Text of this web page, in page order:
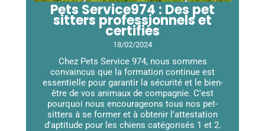
Pets Service974 : Des pet
sitters professionnels et
certifiés
18/02/2024
Chez Pets Service 974, nous sommes
convaincus que la formation continue est
essentielle pour garantir la sécurité et le bien-
être de vos animaux de compagnie. C'est
pourquoi nous encourageons tous nos pet-
sitters à se former et à obtenir l'attestation
d'aptitude pour les chiens catégorisés 1 et 2.